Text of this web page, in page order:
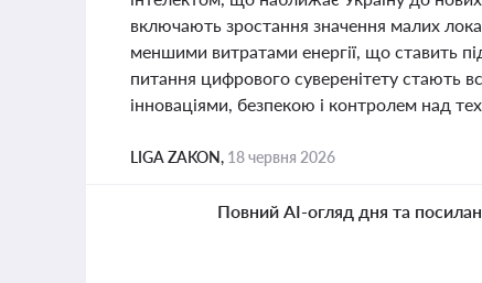
включають зростання значення малих
меншими витратами енергії, що ставить
питання цифрового суверенітету стають
інноваціями, безпекою і контролем над
LIGA ZAKON, 18 червня 2026
Повний AI-огляд дня та